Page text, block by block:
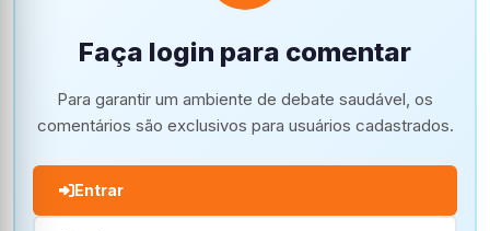
Faça login para comentar
Para garantir um ambiente de debate saudável, os
comentários são exclusivos para usuários cadastrados.
Entrar